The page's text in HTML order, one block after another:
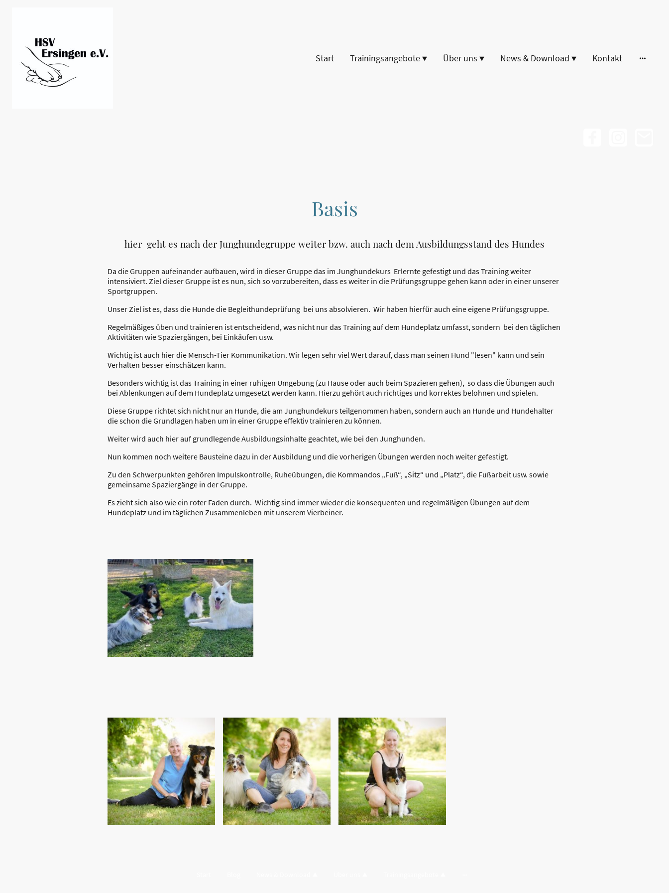
Start Trainingsangebote Über uns News & Download Kontakt
Basis
hier geht es nach der Junghundegruppe weiter bzw. auch nach dem Ausbildungsstand des Hundes
Da die Gruppen aufeinander aufbauen, wird in dieser Gruppe das im Junghundekurs Erlernte gefestigt und das Training weiter
intensiviert. Ziel dieser Gruppe ist es nun, sich so vorzubereiten, dass es weiter in die Prüfungsgruppe gehen kann oder in einer unserer
Sportgruppen.
Unser Ziel ist es, dass die Hunde die Begleithundeprüfung bei uns absolvieren. Wir haben hierfür auch eine eigene Prüfungsgruppe.
Regelmäßiges üben und trainieren ist entscheidend, was nicht nur das Training auf dem Hundeplatz umfasst, sondern bei den täglichen
Aktivitäten wie Spaziergängen, bei Einkäufen usw.
Wichtig ist auch hier die Mensch-Tier Kommunikation. Wir legen sehr viel Wert darauf, dass man seinen Hund "lesen" kann und sein
Verhalten besser einschätzen kann.
Besonders wichtig ist das Training in einer ruhigen Umgebung (zu Hause oder auch beim Spazieren gehen), so dass die Übungen auch
bei Ablenkungen auf dem Hundeplatz umgesetzt werden kann. Hierzu gehört auch richtiges und korrektes belohnen und spielen.
Diese Gruppe richtet sich nicht nur an Hunde, die am Junghundekurs teilgenommen haben, sondern auch an Hunde und Hundehalter
die schon die Grundlagen haben um in einer Gruppe effektiv trainieren zu können.
Weiter wird auch hier auf grundlegende Ausbildungsinhalte geachtet, wie bei den Junghunden.
Nun kommen noch weitere Bausteine dazu in der Ausbildung und die vorherigen Übungen werden noch weiter gefestigt.
Zu den Schwerpunkten gehören Impulskontrolle, Ruheübungen, die Kommandos „Fuß“, „Sitz“ und „Platz“, die Fußarbeit usw. sowie
gemeinsame Spaziergänge in der Gruppe.
Es zieht sich also wie ein roter Faden durch. Wichtig sind immer wieder die konsequenten und regelmäßigen Übungen auf dem
Hundeplatz und im täglichen Zusammenleben mit unserem Vierbeiner.